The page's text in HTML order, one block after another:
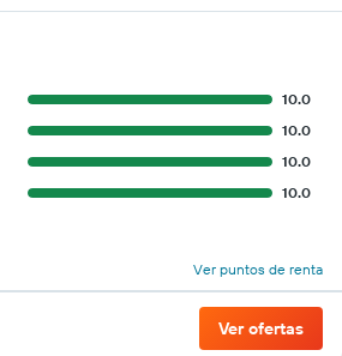
10.0
10.0
10.0
10.0
Ver puntos de renta
Ver ofertas